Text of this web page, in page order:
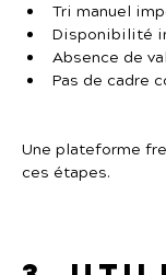
Tri manuel
Disponibilité
Absence de
Pas de cadre
Une plateforme
ces étapes.